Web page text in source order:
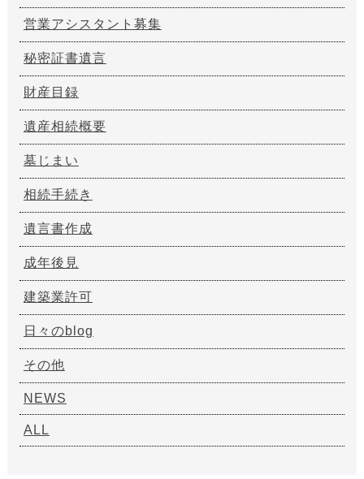
営業アシスタント募集
秘密証書遺言
財産目録
遺産相続概要
墓じまい
相続手続き
遺言書作成
成年後見
建築業許可
日々のblog
その他
NEWS
ALL